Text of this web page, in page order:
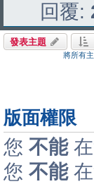
回覆:
發表主題
將所有
版面權限
您 不能在
您 不能在